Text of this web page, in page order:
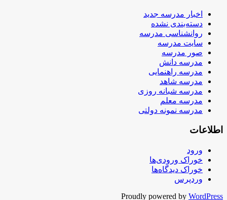
اخبار مدرسه جدید
دسته‌بندی نشده
روانشناسی مدرسه
سایت مدرسه
صور مدرسه
مدرسه دانش
مدرسه راهنمایی
مدرسه شاهد
مدرسه شبانه روزی
مدرسه معلم
مدرسه نمونه دولتی
اطلاعات
ورود
خوراک ورودی‌ها
خوراک دیدگاه‌ها
وردپرس
Proudly powered by WordPress